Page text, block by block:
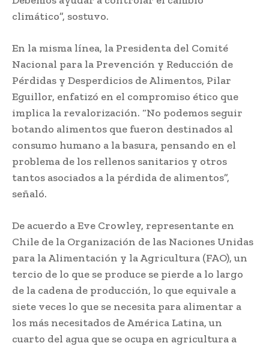
climático”, sostuvo.
En la misma línea, la Presidenta del Comité
Nacional para la Prevención y Reducción de
Pérdidas y Desperdicios de Alimentos, Pilar
Eguillor, enfatizó en el compromiso ético que
implica la revalorización. “No podemos seguir
botando alimentos que fueron destinados al
consumo humano a la basura, pensando en el
problema de los rellenos sanitarios y otros
tantos asociados a la pérdida de alimentos”,
señaló.
De acuerdo a Eve Crowley, representante en
Chile de la Organización de las Naciones Unidas
para la Alimentación y la Agricultura (FAO), un
tercio de lo que se produce se pierde a lo largo
de la cadena de producción, lo que equivale a
siete veces lo que se necesita para alimentar a
los más necesitados de América Latina, un
cuarto del agua que se ocupa en agricultura a